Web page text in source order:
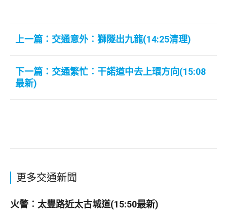
上一篇：交通意外︰獅隧出九龍(14:25清理)
下一篇：交通繁忙︰干諾道中去上環方向(15:08
最新)
更多交通新聞
火警︰太豐路近太古城道(15:50最新)